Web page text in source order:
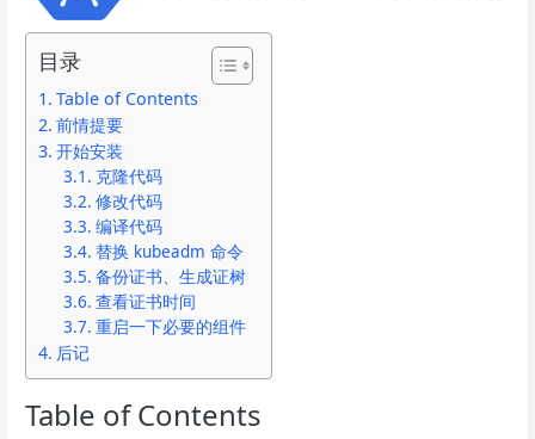
目录
Table of Contents
前情提要
开始安装
克隆代码
修改代码
编译代码
替换 kubeadm 命令
备份证书、生成证树
查看证书时间
重启一下必要的组件
后记
Table of Contents